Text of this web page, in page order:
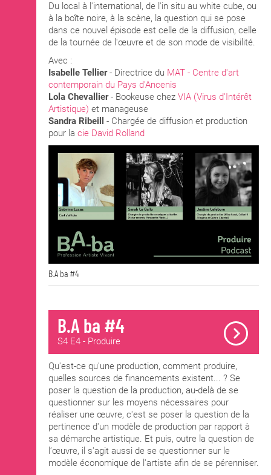
Du local à l'international, de l'in situ au white cube, ou
à la boîte noire, à la scène, la question qui se pose
dans ce nouvel épisode est celle de la diffusion, celle
de la tournée de l'œuvre et de son mode de visibilité.
Avec :
Isabelle Tellier- Directrice du MAT - Centre d'art
contemporain du Pays d'Ancenis
Lola Chevallier- Bookeuse chez VIA (Virus d'Intérêt
Artistique) et manageuse
Sandra Ribeill
- Chargée de diffusion et production
pour la cie David Rolland
B.A ba #4
B.A ba #4
S4 E4 - Produire
Qu'est-ce qu'une production, comment produire,
quelles sources de financements existent... ? Se
poser la question de la production, au-delà de se
questionner sur les moyens nécessaires pour
réaliser une œuvre, c'est se poser la question de la
pertinence d'un modèle de production par rapport à
sa démarche artistique. Et puis, outre la question de
l’œuvre, il s'agit aussi de se questionner sur le
modèle économique de l'artiste afin de se pérenniser.